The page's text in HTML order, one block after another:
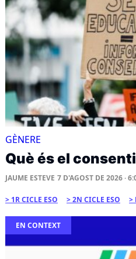
GÈNERE
Què és el
JAUME ESTEVE 7 D'AGOST DE 2026 ·
1R CICLE ESO 2N CICLE ESO
EN CONTEXT